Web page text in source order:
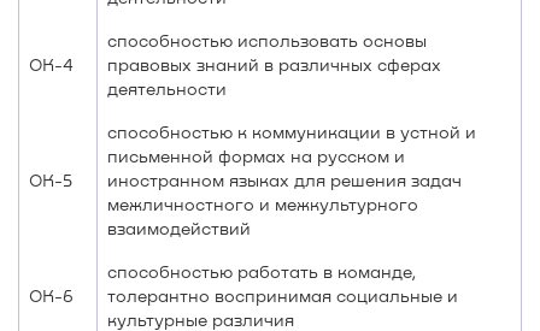
ОК-4
способностью использовать основы
правовых знаний в различных сферах
деятельности
ОК-5
способностью к коммуникации в устной и
письменной формах на русском и
иностранном языках для решения задач
межличностного и межкультурного
взаимодействий
ОК-6
способностью работать в команде,
толерантно воспринимая социальные и
культурные различия